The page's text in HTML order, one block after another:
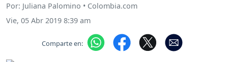
Por: Juliana Palomino • Colombia.com
Vie, 05 Abr 2019 8:39 am
Comparte en: